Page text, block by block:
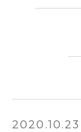
2020.10.23